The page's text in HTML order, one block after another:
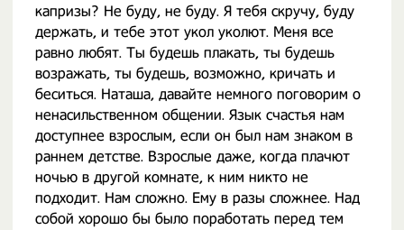
капризы? Не буду, не буду. Я тебя скручу, буду
держать, и тебе этот укол уколют. Меня все
равно любят. Ты будешь плакать, ты будешь
возражать, ты будешь, возможно, кричать и
беситься. Наташа, давайте немного поговорим о
ненасильственном общении. Язык счастья нам
доступнее взрослым, если он был нам знаком в
раннем детстве. Взрослые даже, когда плачют
ночью в другой комнате, к ним никто не
подходит. Нам сложно. Ему в разы сложнее. Над
собой хорошо бы было поработать перед тем